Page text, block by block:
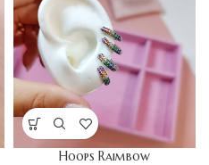
Hoops Raimbow